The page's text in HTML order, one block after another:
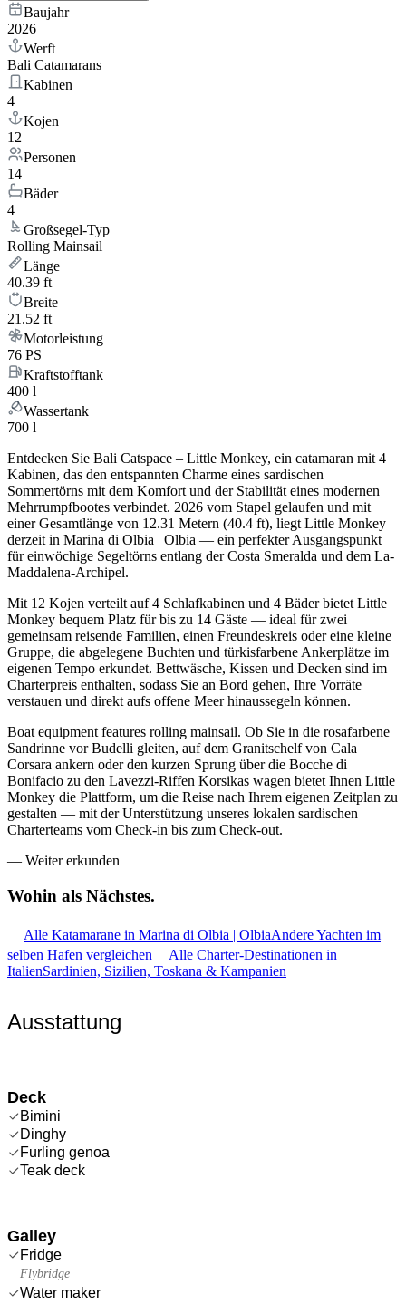
Baujahr
2026
Werft
Bali Catamarans
Kabinen
4
Kojen
12
Personen
14
Bäder
4
Großsegel-Typ
Rolling Mainsail
Länge
40.39 ft
Breite
21.52 ft
Motorleistung
76 PS
Kraftstofftank
400 l
Wassertank
700 l
Entdecken Sie Bali Catspace – Little Monkey, ein catamaran mit 4
Kabinen, das den entspannten Charme eines sardischen
Sommertörns mit dem Komfort und der Stabilität eines modernen
Mehrrumpfbootes verbindet. 2026 vom Stapel gelaufen und mit
einer Gesamtlänge von 12.31 Metern (40.4 ft), liegt Little Monkey
derzeit in Marina di Olbia | Olbia — ein perfekter Ausgangspunkt
für einwöchige Segeltörns entlang der Costa Smeralda und dem La-
Maddalena-Archipel.
Mit 12 Kojen verteilt auf 4 Schlafkabinen und 4 Bäder bietet Little
Monkey bequem Platz für bis zu 14 Gäste — ideal für zwei
gemeinsam reisende Familien, einen Freundeskreis oder eine kleine
Gruppe, die abgelegene Buchten und türkisfarbene Ankerplätze im
eigenen Tempo erkundet. Bettwäsche, Kissen und Decken sind im
Charterpreis enthalten, sodass Sie an Bord gehen, Ihre Vorräte
verstauen und direkt aufs offene Meer hinaussegeln können.
Boat equipment features rolling mainsail. Ob Sie in die rosafarbene
Sandrinne vor Budelli gleiten, auf dem Granitschelf von Cala
Corsara ankern oder den kurzen Sprung über die Bocche di
Bonifacio zu den Lavezzi-Riffen Korsikas wagen bietet Ihnen Little
Monkey die Plattform, um die Reise nach Ihrem eigenen Zeitplan zu
gestalten — mit der Unterstützung unseres lokalen sardischen
Charterteams vom Check-in bis zum Check-out.
— Weiter erkunden
Wohin als Nächstes.
Alle Katamarane in Marina di Olbia | OlbiaAndere Yachten im
selben Hafen vergleichen
Alle Charter-Destinationen in
ItalienSardinien, Sizilien, Toskana & Kampanien
Ausstattung
Deck
Bimini
Dinghy
Furling genoa
Teak deck
Galley
Fridge
Flybridge
Water maker